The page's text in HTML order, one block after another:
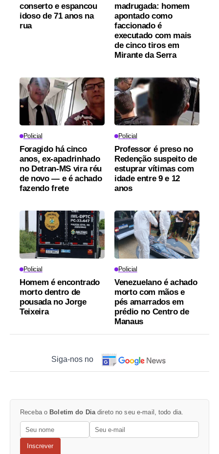
conserto e espancou
idoso de 71 anos na
rua
madrugada: homem
apontado como
faccionado é
executado com mais
de cinco tiros em
Mirante da Serra
Policial
Foragido há cinco
anos, ex-apadrinhado
no Detran-MS vira réu
de novo — e é achado
fazendo frete
Policial
Professor é preso no
Redenção suspeito de
estuprar vítimas com
idade entre 9 e 12
anos
Policial
Homem é encontrado
morto dentro de
pousada no Jorge
Teixeira
Policial
Venezuelano é achado
morto com mãos e
pés amarrados em
prédio no Centro de
Manaus
Siga-nos no
Receba o Boletim do Dia direto no seu e-mail, todo dia.
Inscrever